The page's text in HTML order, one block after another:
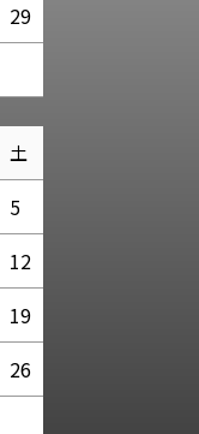
29
土
5
12
19
26